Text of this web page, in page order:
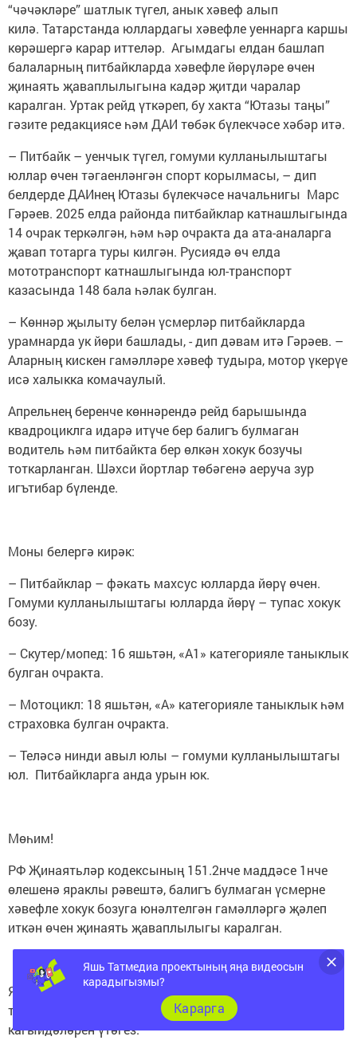
“чәчәкләре” шатлык түгел, анык хәвеф алып
килә. Татарстанда юллардагы хәвефле уеннарга каршы
көрәшергә карар иттеләр. Агымдагы елдан башлап
балаларның питбайкларда хәвефле йөрүләре өчен
җинаять җаваплылыгына кадәр җитди чаралар
каралган. Уртак рейд үткәреп, бу хакта “Ютазы таңы”
гәзите редакциясе һәм ДАИ төбәк бүлекчәсе хәбәр итә.
– Питбайк – уенчык түгел, гомуми кулланылыштагы
юллар өчен тәгаенләнгән спорт корылмасы, – дип
белдерде ДАИнең Ютазы бүлекчәсе начальнигы Марс
Гәрәев. 2025 елда районда питбайклар катнашлыгында
14 очрак теркәлгән, һәм һәр очракта да ата-аналарга
җавап тотарга туры килгән. Русиядә өч елда
мототранспорт катнашлыгында юл-транспорт
казасында 148 бала һәлак булган.
– Көннәр җылыту белән үсмерләр питбайкларда
урамнарда ук йөри башлады, - дип дәвам итә Гәрәев. –
Аларның кискен гамәлләре хәвеф тудыра, мотор үкерүе
исә халыкка комачаулый.
Апрельнең беренче көннәрендә рейд барышында
квадроциклга идарә итүче бер балигъ булмаган
водитель һәм питбайкта бер өлкән хокук бозучы
тоткарланган. Шәхси йортлар төбәгенә аеруча зур
игътибар бүленде.
Моны белергә кирәк:
– Питбайклар – фәкать махсус юлларда йөрү өчен.
Гомуми кулланылыштагы юлларда йөрү – тупас хокук
бозу.
– Скутер/мопед: 16 яшьтән, «А1» категорияле таныклык
булган очракта.
– Мотоцикл: 18 яшьтән, «А» категорияле таныклык һәм
страховка булган очракта.
– Теләсә нинди авыл юлы – гомуми кулланылыштагы
юл. Питбайкларга анда урын юк.
Мөһим!
РФ Җинаятьләр кодексының 151.2нче маддәсе 1нче
өлешенә яраклы рәвештә, балигъ булмаган үсмерне
хәвефле хокук бозуга юнәлтелгән гамәлләргә җәлеп
иткән өчен җинаять җаваплылыгы каралган.
Яшь водительләргә: үзегезне һәм әйләнә-
тирәдәгеләргә хәвеф тудырмагыз! Юл-хәрәкәт
кагыйдәләрен үтәгез.
Яшь Татмедиа проектының яңа видеосын
карадыгызмы?
Карарга